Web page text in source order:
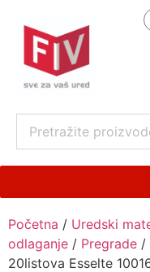
Početna / Uredski
odlaganje / Pregrade /
20listova Esselte